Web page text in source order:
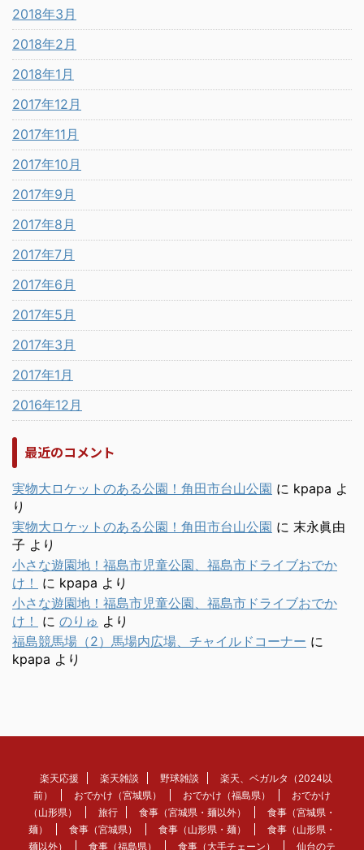
2018年3月
2018年2月
2018年1月
2017年12月
2017年11月
2017年10月
2017年9月
2017年8月
2017年7月
2017年6月
2017年5月
2017年3月
2017年1月
2016年12月
最近のコメント
実物大ロケットのある公園！角田市台山公園 に kpapa よ
り
実物大ロケットのある公園！角田市台山公園 に 末永眞由
子 より
小さな遊園地！福島市児童公園、福島市ドライブおでか
け！
に kpapa より
小さな遊園地！福島市児童公園、福島市ドライブおでか
け！
に のりゅ より
福島競馬場（2）馬場内広場、チャイルドコーナー に
kpapa より
楽天応援 楽天雑談 野球雑談
楽天、ベガルタ（2024以
前）
おでかけ（宮城県） おでかけ（福島県）
おでかけ
（山形県）
旅行 食事（宮城県・麺以外）
食事（宮城県・
麺）
食事（宮城県） 食事（山形県・麺）
食事（山形県・
麺以外）
食事（福島県） 食事（大手チェーン） 仙台のテ